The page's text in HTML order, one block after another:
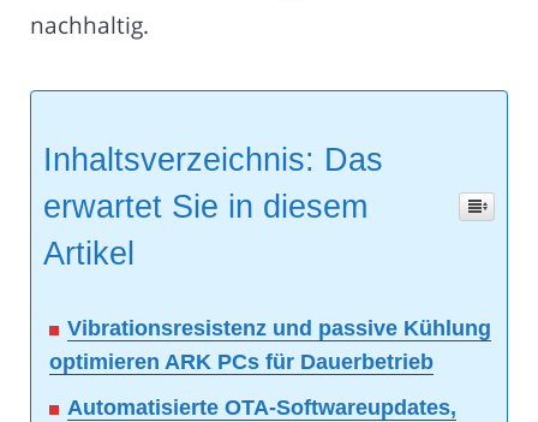
nachhaltig.
Inhaltsverzeichnis: Das
erwartet Sie in diesem
Artikel
Vibrationsresistenz und passive Kühlung
optimieren ARK PCs für Dauerbetrieb
Automatisierte OTA-Softwareupdates,